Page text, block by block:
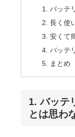
バッテ
長く使
安くて
バッテ
まとめ
1. バッテ
とは思わ